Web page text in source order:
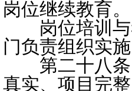
岗位继续教育。
岗位培训与
门负责组织实
第二十八条
真实、项目完